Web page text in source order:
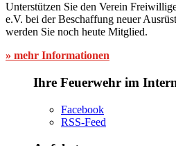
Unterstützen Sie den Verein
e.V. bei der Beschaffung neuer
werden Sie noch heute Mitglied.
» mehr Informationen
Ihre Feuerwehr im
Facebook
RSS-Feed